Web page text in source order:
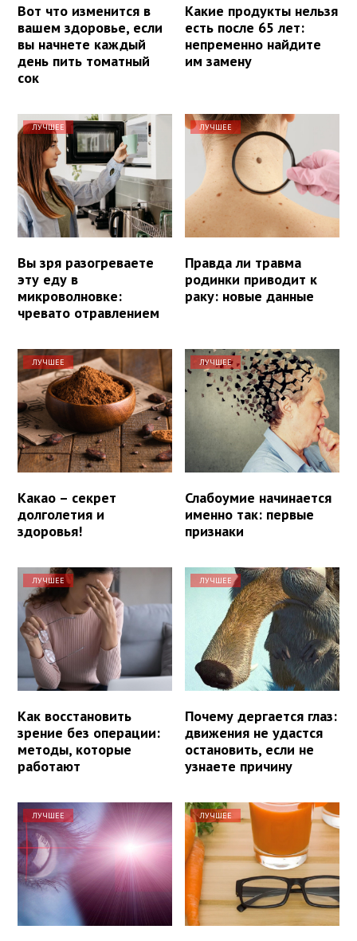
Вот что изменится в
вашем здоровье, если
вы начнете каждый
день пить томатный
сок
Какие продукты нельзя
есть после 65 лет:
непременно найдите
им замену
ЛУЧШЕЕ
Вы зря разогреваете
эту еду в
микроволновке:
чревато отравлением
ЛУЧШЕЕ
Правда ли травма
родинки приводит к
раку: новые данные
ЛУЧШЕЕ
Какао – секрет
долголетия и
здоровья!
ЛУЧШЕЕ
Слабоумие начинается
именно так: первые
признаки
ЛУЧШЕЕ
Как восстановить
зрение без операции:
методы, которые
работают
ЛУЧШЕЕ
Почему дергается глаз:
движения не удастся
остановить, если не
узнаете причину
ЛУЧШЕЕ ЛУЧШЕЕ